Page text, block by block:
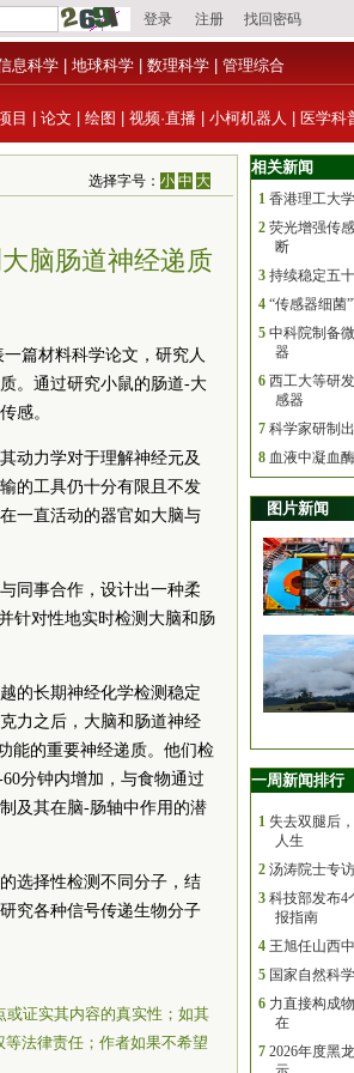
息科学 地球科学 数理科学 管理综合
目 论文 绘图 视频·直播 小柯机器人 医学科
选择字号：小 中 大
脑肠道神经递质
篇材料科学论文，研究人
。通过研究小鼠的肠道-大
感。
动力学对于理解神经元及
的工具仍十分有限且不发
一直活动的器官如大脑与
同事合作，设计出一种柔
针对性地实时检测大脑和肠
的长期神经化学检测稳定
力之后，大脑和肠道神经
能的重要神经递质。他们检
分钟内增加，与食物通过
及其在脑-肠轴中作用的潜
选择性检测不同分子，结
究各种信号传递生物分子
证实其内容的真实性；如其
法律责任；作者如果不希望
相关新闻
1 香港理工大
2 荧光增强传
断
3 持续稳定五
4 “传感器细菌
5 中科院制备
器
6 西工大等研
感器
7 科学家研制
8 血液中凝血
图片新闻
一周新闻排行
1 失去双腿后
人生
2 汤涛院士专
3 科技部发布4
报指南
4 王旭任山西
5 国家自然科
6 力直接构成
在
7 2026年度黑